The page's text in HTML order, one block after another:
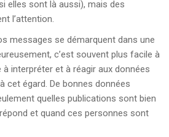
elles sont là aussi), mais des
l’attention.
messages se démarquent dans une
c’est souvent plus facile à
à interpréter et à réagir aux données
cet égard. De bonnes données
quelles publications sont bien
et quand ces personnes sont